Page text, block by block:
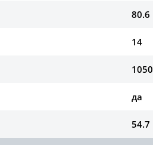
80.6
14
1050
да
54.7